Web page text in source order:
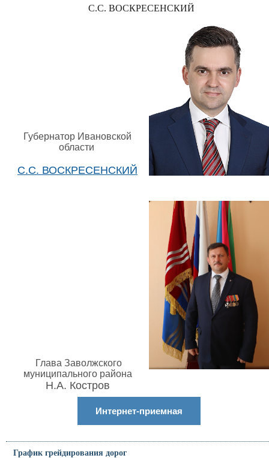
С.С. ВОСКРЕСЕНСКИЙ
Губернатор Ивановской
области
С.С. ВОСКРЕСЕНСКИЙ
Глава Заволжского
муниципального района
Н.А. Костров
Интернет-приемная
График грейдирования дорог